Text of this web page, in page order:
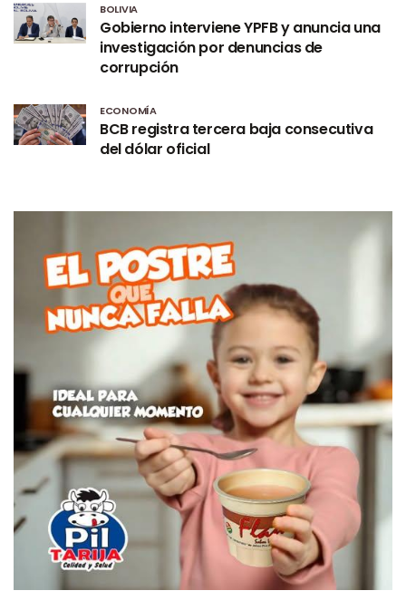
BOLIVIA
Gobierno interviene YPFB y anuncia una
investigación por denuncias de
corrupción
ECONOMÍA
BCB registra tercera baja consecutiva
del dólar oficial